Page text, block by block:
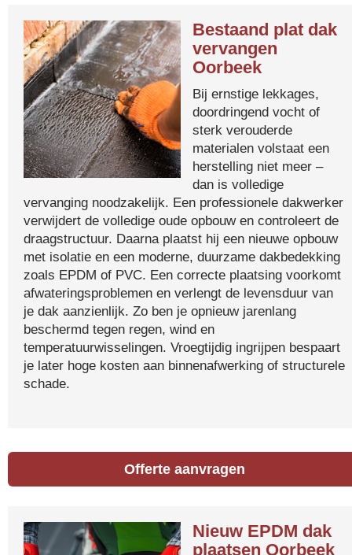
Bestaand plat dak
vervangen
Oorbeek
Bij ernstige lekkages,
doordringend vocht of
sterk verouderde
materialen volstaat een
herstelling niet meer –
dan is volledige
vervanging noodzakelijk. Een professionele dakwerker
verwijdert de volledige oude opbouw en controleert de
draagstructuur. Daarna plaatst hij een nieuwe opbouw
met isolatie en een moderne, duurzame dakbedekking
zoals EPDM of PVC. Een correcte plaatsing voorkomt
afwateringsproblemen en verlengt de levensduur van
je dak aanzienlijk. Zo ben je opnieuw jarenlang
beschermd tegen regen, wind en
temperatuurwisselingen. Vroegtijdig ingrijpen bespaart
je later hoge kosten aan binnenafwerking of structurele
schade.
Offerte aanvragen
Nieuw EPDM dak
plaatsen Oorbeek